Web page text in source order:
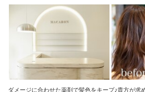
ダメージに合わせた薬剤で髪色をキープ♪貴方が求